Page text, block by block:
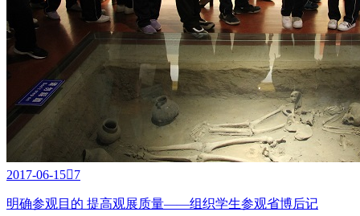
2017-06-157
明确参观目的 提高观展质量——组织学生参观省博后记